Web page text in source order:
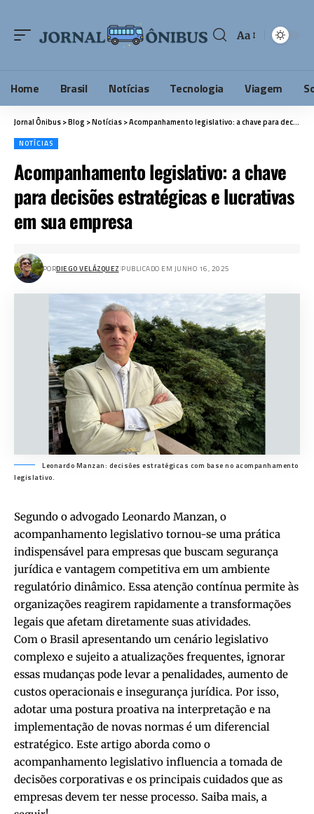
Aa
Home Brasil Notícias Tecnologia Viagem
Jornal Ônibus>Blog >Notícias>Acompanhamento legislativo: a chave para decisões estratégicas e lucrativas em sua empresa
NOTÍCIAS
Acompanhamento legislativo: a chave
para decisões estratégicas e lucrativas
em sua empresa
PORDIEGO VELÁZQUEZ PUBLICADO EM JUNHO 16, 2025
Leonardo Manzan: decisões estratégicas com base no acompanhamento
legislativo.
Segundo o advogado Leonardo Manzan, o
acompanhamento legislativo tornou-se uma prática
indispensável para empresas que buscam segurança
jurídica e vantagem competitiva em um ambiente
regulatório dinâmico. Essa atenção contínua permite às
organizações reagirem rapidamente a transformações
legais que afetam diretamente suas atividades.
Com o Brasil apresentando um cenário legislativo
complexo e sujeito a atualizações frequentes, ignorar
essas mudanças pode levar a penalidades, aumento de
custos operacionais e insegurança jurídica. Por isso,
adotar uma postura proativa na interpretação e na
implementação de novas normas é um diferencial
estratégico. Este artigo aborda como o
acompanhamento legislativo influencia a tomada de
decisões corporativas e os principais cuidados que as
empresas devem ter nesse processo. Saiba mais, a